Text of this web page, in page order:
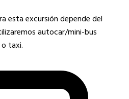
esta excursión depende del
autocar/mini-bus
taxi.